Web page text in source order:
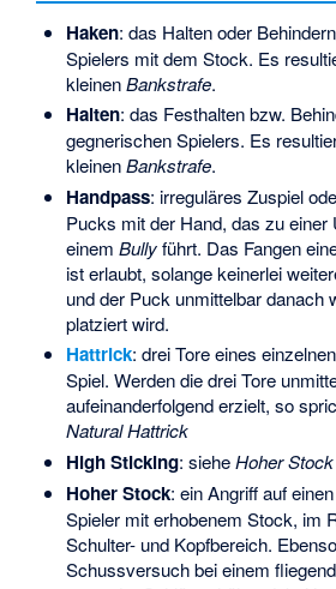
Haken: das Halten oder
Spielers mit dem Stock. Es
kleinenBankstrafe.
Halten: das Festhalten bzw.
gegnerischen Spielers. Es
kleinenBankstrafe.
Handpass: irreguläres Zuspiel
Pucks mit der Hand, das zu einer
einem Bullyführt. Das Fangen
ist erlaubt, solange keinerlei
und der Puck unmittelbar danach
platziert wird.
Hattrick: drei Tore eines
Spiel. Werden die drei Tore
aufeinanderfolgend erzielt, so
Natural Hattrick
High Sticking: sieheHoher Stock
Hoher Stock: ein Angriff auf
Spieler mit erhobenem Stock, im
Schulter- und Kopfbereich.
Schussversuch bei einem